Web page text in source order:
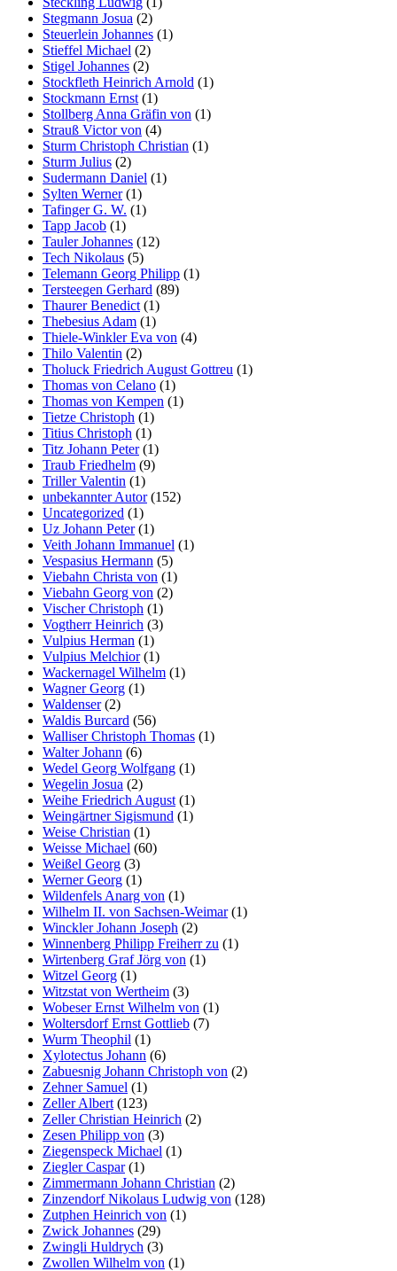
Stegmann Josua (2)
Steuerlein Johannes (1)
Stieffel Michael (2)
Stigel Johannes (2)
Stockfleth Heinrich Arnold (1)
Stockmann Ernst (1)
Stollberg Anna Gräfin von (1)
Strauß Victor von (4)
Sturm Christoph Christian (1)
Sturm Julius (2)
Sudermann Daniel (1)
Sylten Werner(1)
Tafinger G. W. (1)
Tapp Jacob (1)
Tauler Johannes (12)
Tech Nikolaus (5)
Telemann Georg Philipp (1)
Tersteegen Gerhard (89)
Thaurer Benedict (1)
Thebesius Adam (1)
Thiele-Winkler Eva von (4)
Thilo Valentin (2)
Tholuck Friedrich August Gottreu (1)
Thomas von Celano (1)
Thomas von Kempen (1)
Tietze Christoph (1)
Titius Christoph (1)
Titz Johann Peter(1)
Traub Friedhelm (9)
Triller Valentin (1)
unbekannter Autor(152)
Uncategorized (1)
Uz Johann Peter(1)
Veith Johann Immanuel (1)
Vespasius Hermann (5)
Viebahn Christa von (1)
Viebahn Georg von (2)
Vischer Christoph (1)
Vogtherr Heinrich (3)
Vulpius Herman (1)
Vulpius Melchior(1)
Wackernagel Wilhelm (1)
Wagner Georg (1)
Waldenser(2)
Waldis Burcard (56)
Walliser Christoph Thomas (1)
Walter Johann (6)
Wedel Georg Wolfgang (1)
Wegelin Josua (2)
Weihe Friedrich August (1)
Weingärtner Sigismund (1)
Weise Christian (1)
Weisse Michael (60)
Weißel Georg (3)
Werner Georg (1)
Wildenfels Anarg von (1)
Wilhelm II. von Sachsen-Weimar(1)
Winckler Johann Joseph (2)
Winnenberg Philipp Freiherr zu (1)
Wirtenberg Graf Jörg von (1)
Witzel Georg (1)
Witzstat von Wertheim (3)
Wobeser Ernst Wilhelm von (1)
Woltersdorf Ernst Gottlieb (7)
Wurm Theophil (1)
Xylotectus Johann (6)
Zabuesnig Johann Christoph von (2)
Zehner Samuel (1)
Zeller Albert (123)
Zeller Christian Heinrich (2)
Zesen Philipp von (3)
Ziegenspeck Michael (1)
Ziegler Caspar(1)
Zimmermann Johann Christian (2)
Zinzendorf Nikolaus Ludwig von (128)
Zutphen Heinrich von (1)
Zwick Johannes (29)
Zwingli Huldrych (3)
Zwollen Wilhelm von (1)